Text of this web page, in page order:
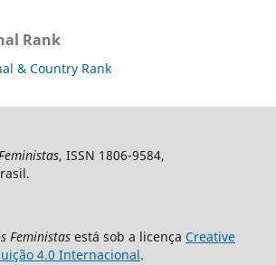
Rank
, ISSN 1806-9584,
Feministasestá sob a licença Creative
4.0 Internacional.